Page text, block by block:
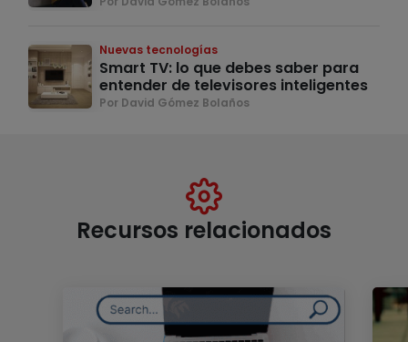
Nuevas tecnologías
Smart TV: lo que debes saber para
entender de televisores inteligentes
Por David Gómez Bolaños
Recursos relacionados